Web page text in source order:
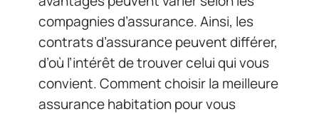
compagnies d’assurance. Ainsi, les
contrats d’assurance peuvent différer,
d’où l’intérêt de trouver celui qui vous
convient. Comment choisir la meilleure
assurance habitation pour vous